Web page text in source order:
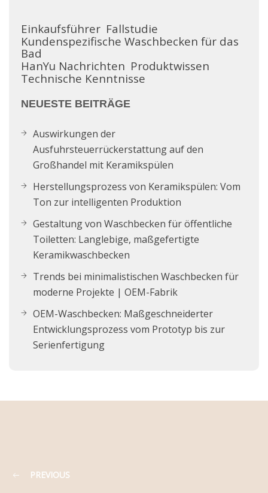
Einkaufsführer Fallstudie
Kundenspezifische Waschbecken für das
Bad
HanYu Nachrichten Produktwissen
Technische Kenntnisse
NEUESTE BEITRÄGE
Auswirkungen der
Ausfuhrsteuerrückerstattung auf den
Großhandel mit Keramikspülen
Herstellungsprozess von Keramikspülen: Vom
Ton zur intelligenten Produktion
Gestaltung von Waschbecken für öffentliche
Toiletten: Langlebige, maßgefertigte
Keramikwaschbecken
Trends bei minimalistischen Waschbecken für
moderne Projekte | OEM-Fabrik
OEM-Waschbecken: Maßgeschneiderter
Entwicklungsprozess vom Prototyp bis zur
Serienfertigung
PREVIOUS